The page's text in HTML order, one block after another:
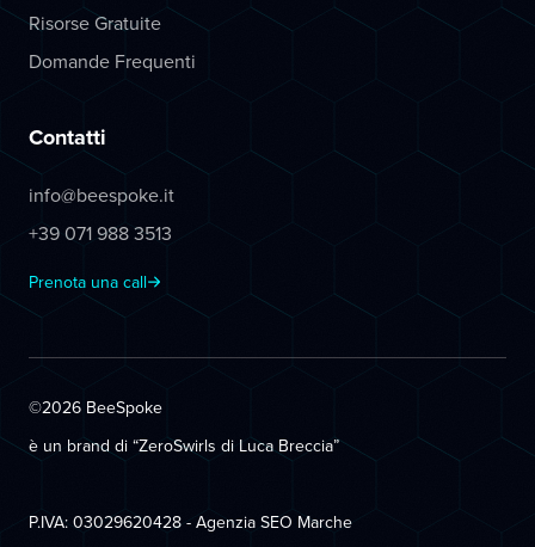
Risorse Gratuite
Domande Frequenti
Contatti
info@beespoke.it
+39 071 988 3513
Prenota una call
©2026 BeeSpoke
è un brand di “ZeroSwirls di Luca Breccia”
P.IVA: 03029620428 - Agenzia SEO Marche